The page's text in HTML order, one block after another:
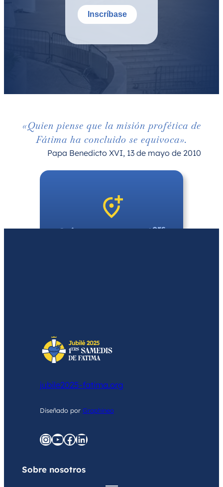
«Quien piense que la misión profética de
Fátima ha concluido se equivoca».
Papa Benedicto XVI, 13 de mayo de 2010
Créez un groupe 1ers
jubile2025-fatima.org
Diseñado por Graphineo
graphineo.comYouTube Facebook LinkedIn
Sobre nosotros